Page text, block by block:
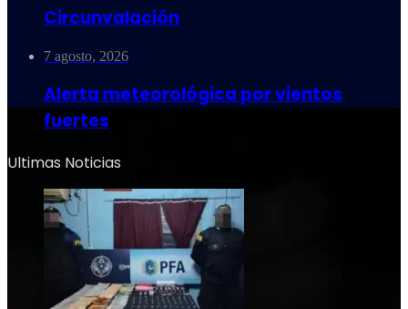
Circunvalación
7 agosto, 2026
Alerta meteorológica por vientos
fuertes
Ultimas Noticias